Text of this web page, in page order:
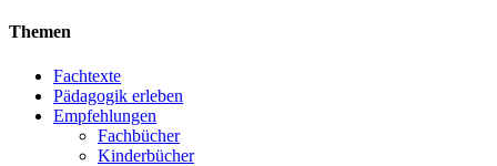
Themen
Fachtexte
Pädagogik erleben
Empfehlungen
Fachbücher
Kinderbücher